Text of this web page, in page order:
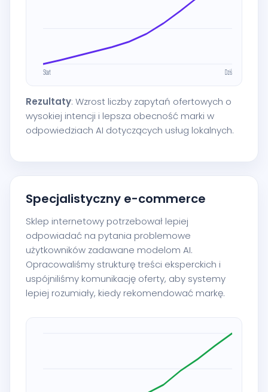
Rezultaty: Wzrost liczby zapytań ofertowych o
wysokiej intencji i lepsza obecność marki w
odpowiedziach AI dotyczących usług lokalnych.
Specjalistyczny e-commerce
Sklep internetowy potrzebował lepiej
odpowiadać na pytania problemowe
użytkowników zadawane modelom AI.
Opracowaliśmy strukturę treści eksperckich i
uspójniliśmy komunikację oferty, aby systemy
lepiej rozumiały, kiedy rekomendować markę.